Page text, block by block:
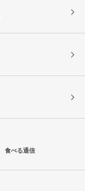
食べる通信